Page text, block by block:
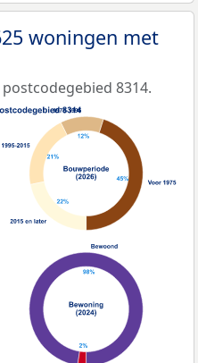
woningen met
8314.